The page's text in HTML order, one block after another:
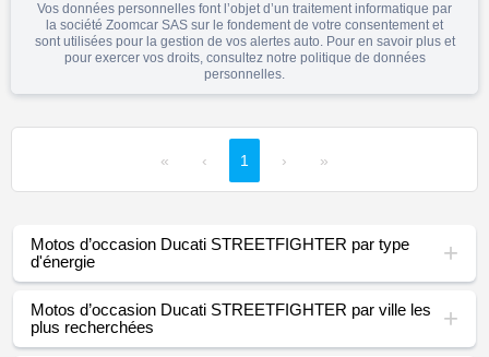
Vos données personnelles font l’objet d’un traitement informatique par
la société Zoomcar SAS sur le fondement de votre consentement et
sont utilisées pour la gestion de vos alertes auto. Pour en savoir plus et
pour exercer vos droits, consultez notre politique de données
personnelles.
« ‹ 1 › »
Motos d’occasion Ducati STREETFIGHTER par type
d'énergie
Motos d’occasion Ducati STREETFIGHTER par ville les
plus recherchées